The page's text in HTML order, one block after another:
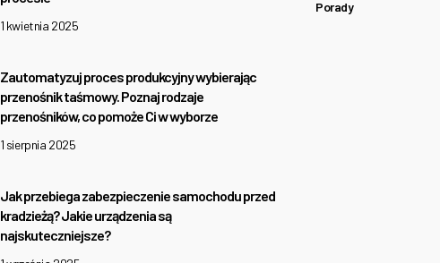
1 kwietnia 2025
Zautomatyzuj proces produkcyjny wybierając
przenośnik taśmowy. Poznaj rodzaje
przenośników, co pomoże Ci w wyborze
1 sierpnia 2025
Jak przebiega zabezpieczenie samochodu przed
kradzieżą? Jakie urządzenia są
najskuteczniejsze?
Porady